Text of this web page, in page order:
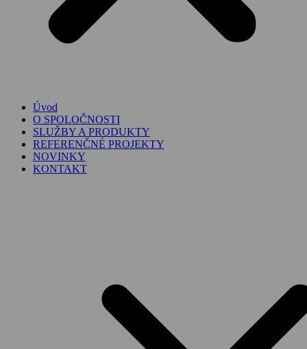
Úvod
O SPOLOČNOSTI
SLUŽBY A PRODUKTY
REFERENČNÉ PROJEKTY
NOVINKY
KONTAKT